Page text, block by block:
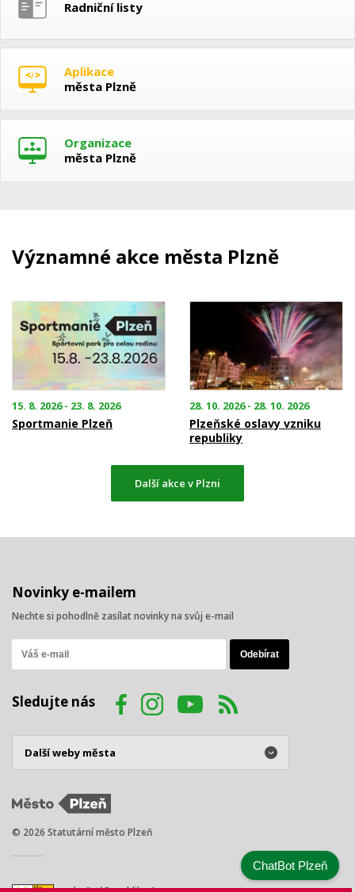
Radniční listy
Aplikace
města Plzně
Organizace
města Plzně
Významné akce města Plzně
15. 8. 2026 - 23. 8. 2026
Sportmanie Plzeň
28. 10. 2026 - 28. 10. 2026
Plzeňské oslavy vzniku
republiky
Další akce v Plzni
Novinky e-mailem
Nechte si pohodlně zasílat novinky na svůj e-mail
Sledujte nás
© 2026 Statutární město Plzeň
ChatBot Plzeň